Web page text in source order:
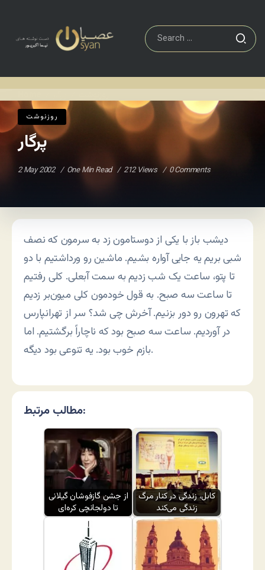
روزنوشت
پرگار
2 May 2002 One Min Read 212 Views 0 Comments
دیشب باز با یکی از دوستامون زد به سرمون که نصف
شبی بریم یه جایی آواره بشیم. ماشین رو ورداشتیم با دو
تا پتو، ساعت یک شب زدیم به سمت آبعلی. کلی رفتیم
تا ساعت سه صبح. به قول خودمون کلی میون‌بر زدیم
که تهرون رو دور بزنیم. آخرش چی شد؟ سر از تهرانپارس
در آوردیم. ساعت سه صبح بود که ناچاراً برگشتیم. اما
بازم خوب بود. یه تنوعی بود دیگه.
مطالب مرتبط:
از جشن گازفوشان گیلانی
تا دولجانچی کره‌ای
کابل، زندگی در کنار مرگ
زندگی می‌کند